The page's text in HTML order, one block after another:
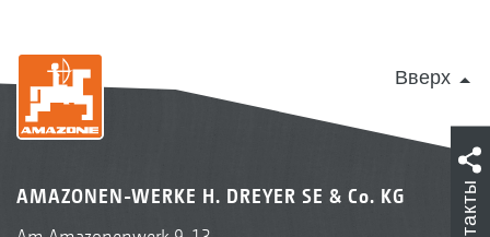
Вверх
AMAZONEN-WERKE H. DREYER SE & Co. KG